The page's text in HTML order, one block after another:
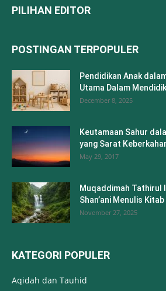
PILIHAN EDITOR
POSTINGAN TERPOPULER
Pendidikan Anak
Utama Dalam
December 8, 2025
Keutamaan Sahur
yang Sarat
May 29, 2017
Muqaddimah Tathirul
Shan’ani Menulis
November 27, 2025
KATEGORI POPULER
Aqidah dan Tauhid